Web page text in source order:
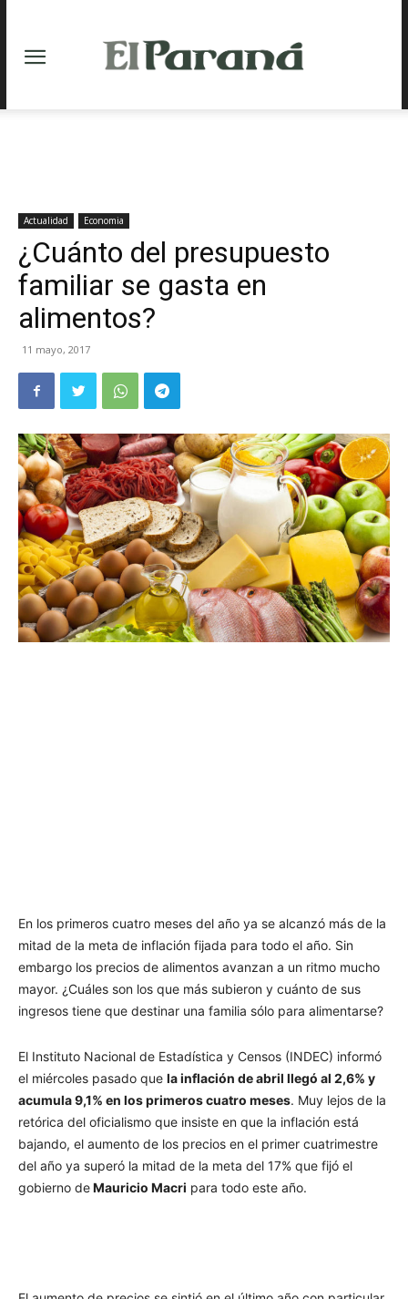
Actualidad Economia
¿Cuánto del presupuesto
familiar se gasta en
alimentos?
11 mayo, 2017
En los primeros cuatro meses del año ya se alcanzó más de la
mitad de la meta de inflación fijada para todo el año. Sin
embargo los precios de alimentos avanzan a un ritmo mucho
mayor. ¿Cuáles son los que más subieron y cuánto de sus
ingresos tiene que destinar una familia sólo para alimentarse?
El Instituto Nacional de Estadística y Censos (INDEC) informó
el miércoles pasado que la inflación de abril llegó al 2,6% y
acumula 9,1% en los primeros cuatro meses. Muy lejos de la
retórica del oficialismo que insiste en que la inflación está
bajando, el aumento de los precios en el primer cuatrimestre
del año ya superó la mitad de la meta del 17% que fijó el
gobierno deMauricio Macri para todo este año.